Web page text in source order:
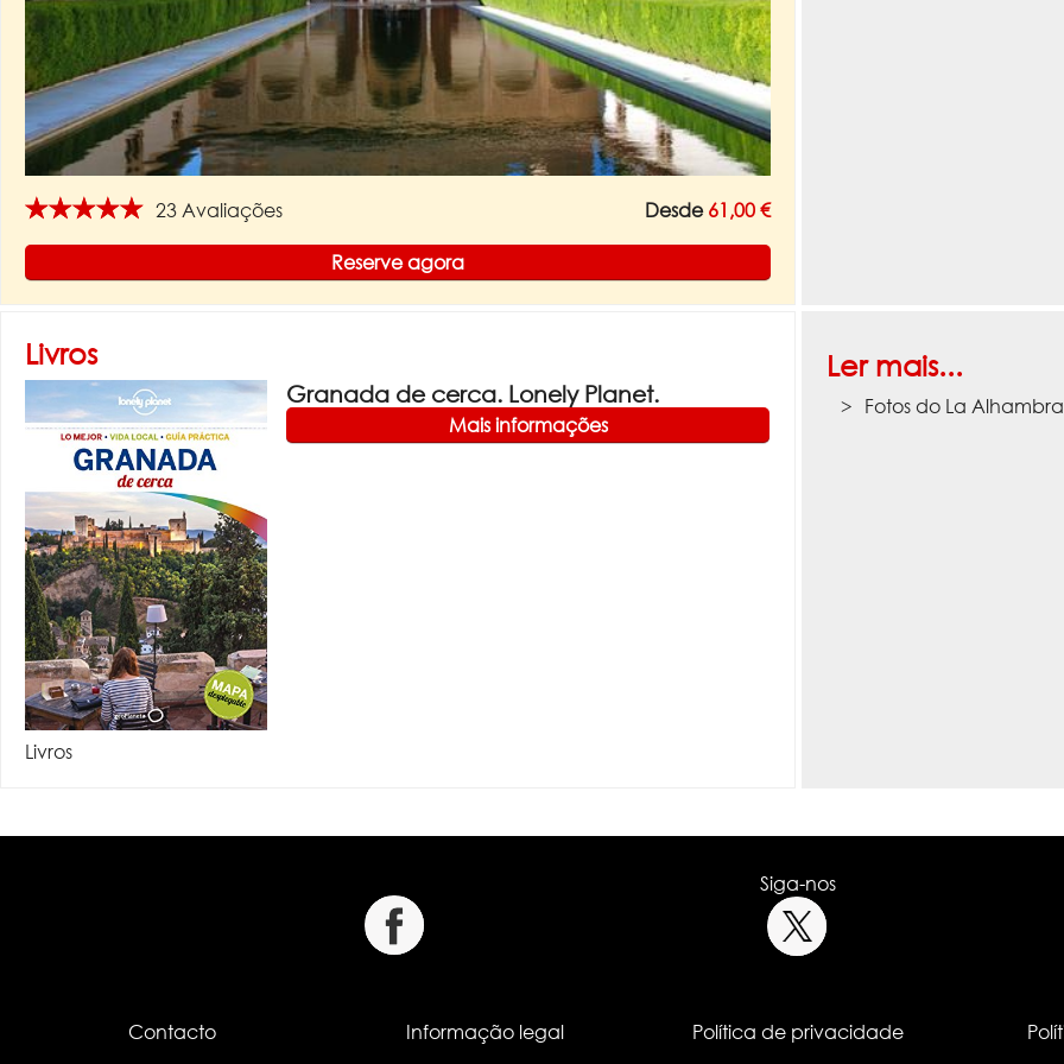
★★★★★ 23 Avaliações Desde 61,00 €
Reserve agora
Livros
Granada de cerca. Lonely Planet.
Mais informações
Livros
Ler mais...
Fotos do La Alhambra
Siga-nos
Contacto Informação legal Política de privacidade